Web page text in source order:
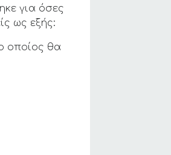
για όσες
ως εξής:
οποίος θα